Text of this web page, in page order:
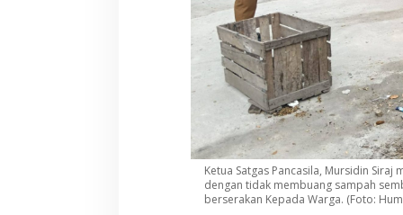
i
h
Ketua Satgas Pancasila, Mursidin
dengan tidak membuang sampah
berserakan Kepada Warga. (Foto: